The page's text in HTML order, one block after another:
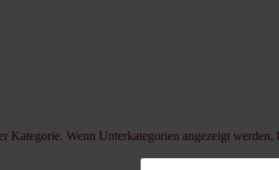
Kategorie. Wenn Unterkategorien angezeigt werden,